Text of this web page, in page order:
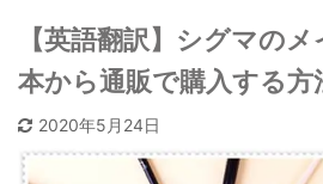
【英語翻訳】シグマの
本から通販で購入する方
2020年5月24日